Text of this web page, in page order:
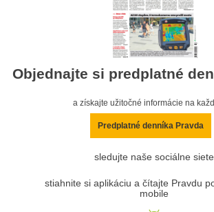
Objednajte si predplatné
a získajte užitočné informácie na
Predplatné denníka Pravda
sledujte naše sociálne siete
stiahnite si aplikáciu a čítajte Pravdu
mobile